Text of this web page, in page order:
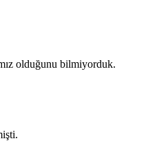
olduğunu bilmiyorduk.